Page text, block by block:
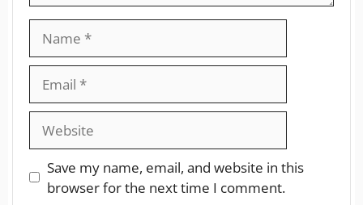
Save my name, email, and website in this
browser for the next time I comment.